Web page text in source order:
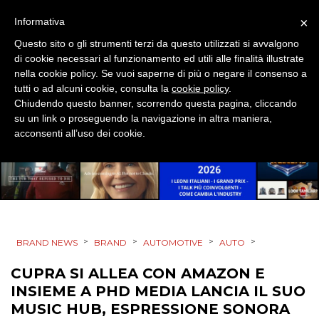
STRATEGIE
CINEMA
DIGITALE
EDITORIA
ESTERNA
TV
BRAND NEWS > BRAND > AUTOMOTIVE > AUTO >
CUPRA SI ALLEA CON AMAZON E
INSIEME A PHD MEDIA LANCIA IL SUO
MUSIC HUB, ESPRESSIONE SONORA
×
Informativa
Questo sito o gli strumenti terzi da questo utilizzati si avvalgono
di cookie necessari al funzionamento ed utili alle finalità illustrate
nella cookie policy. Se vuoi saperne di più o negare il consenso a
tutti o ad alcuni cookie, consulta la cookie policy.
Chiudendo questo banner, scorrendo questa pagina, cliccando
su un link o proseguendo la navigazione in altra maniera,
acconsenti all’uso dei cookie.